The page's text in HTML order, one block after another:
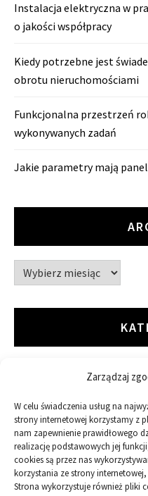
Zarządzaj
W celu świadczenia usług na
strony internetowej korzystamy z
nam zapewnienie prawidłowego
realizację podstawowych jej
cookies są przez nas
korzystania ze strony
Strona wykorzystuje również pliki
Instalacja elektryczna w
o jakości współpracy
Kiedy potrzebne jest
obrotu nieruchomościami
Funkcjonalna przestrzeń
wykonywanych zadań
Jakie parametry mają
Archiwa
ARTYKUŁ SPONSOROWANY
Budowa
Dom
Ogród